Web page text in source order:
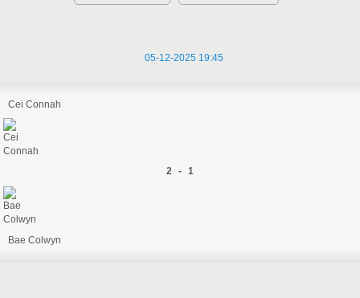
05-12-2025 19:45
Cei Connah
2 - 1
Bae Colwyn